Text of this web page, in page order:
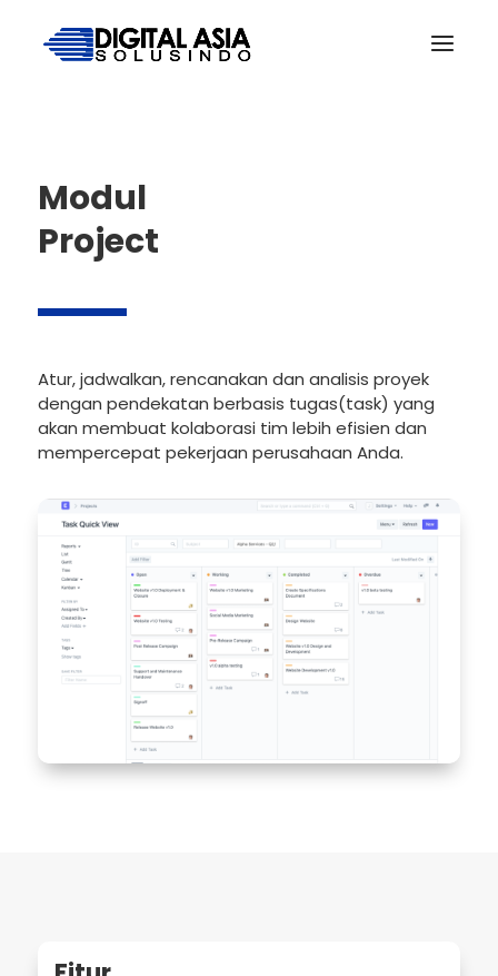
Modul
Project
Atur, jadwalkan, rencanakan dan analisis proyek
dengan pendekatan berbasis tugas(task) yang
akan membuat kolaborasi tim lebih efisien dan
mempercepat pekerjaan perusahaan Anda.